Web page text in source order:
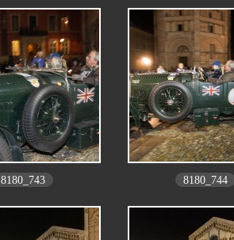
8180_743 8180_744